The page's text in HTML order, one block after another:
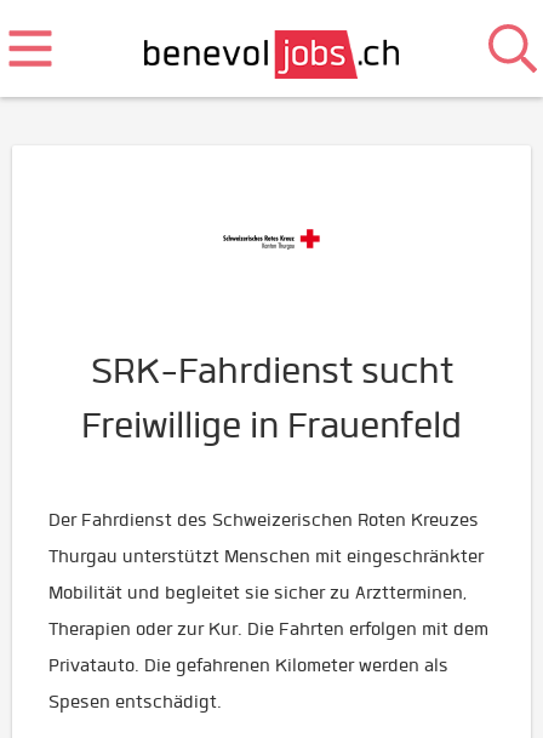
SRK-Fahrdienst sucht
Freiwillige in Frauenfeld
Der Fahrdienst des Schweizerischen Roten Kreuzes
Thurgau unterstützt Menschen mit eingeschränkter
Mobilität und begleitet sie sicher zu Arztterminen,
Therapien oder zur Kur. Die Fahrten erfolgen mit dem
Privatauto. Die gefahrenen Kilometer werden als
Spesen entschädigt.